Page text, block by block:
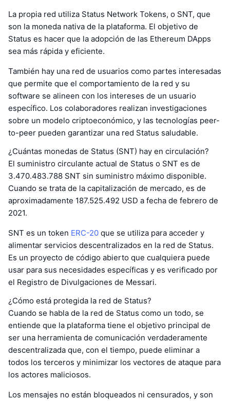
La propia red utiliza Status Network Tokens, o SNT, que
son la moneda nativa de la plataforma. El objetivo de
Status es hacer que la adopción de las Ethereum DApps
sea más rápida y eficiente.
También hay una red de usuarios como partes interesadas
que permite que el comportamiento de la red y su
software se alineen con los intereses de un usuario
específico. Los colaboradores realizan investigaciones
sobre un modelo criptoeconómico, y las tecnologías peer-
to-peer pueden garantizar una red Status saludable.
¿Cuántas monedas de Status (SNT) hay en circulación?
El suministro circulante actual de Status o SNT es de
3.470.483.788 SNT sin suministro máximo disponible.
Cuando se trata de la capitalización de mercado, es de
aproximadamente 187.525.492 USD a fecha de febrero de
2021.
SNT es un token ERC-20 que se utiliza para acceder y
alimentar servicios descentralizados en la red de Status.
Es un proyecto de código abierto que cualquiera puede
usar para sus necesidades específicas y es verificado por
el Registro de Divulgaciones de Messari.
¿Cómo está protegida la red de Status?
Cuando se habla de la red de Status como un todo, se
entiende que la plataforma tiene el objetivo principal de
ser una herramienta de comunicación verdaderamente
descentralizada que, con el tiempo, puede eliminar a
todos los terceros y minimizar los vectores de ataque para
los actores maliciosos.
Los mensajes no están bloqueados ni censurados, y son